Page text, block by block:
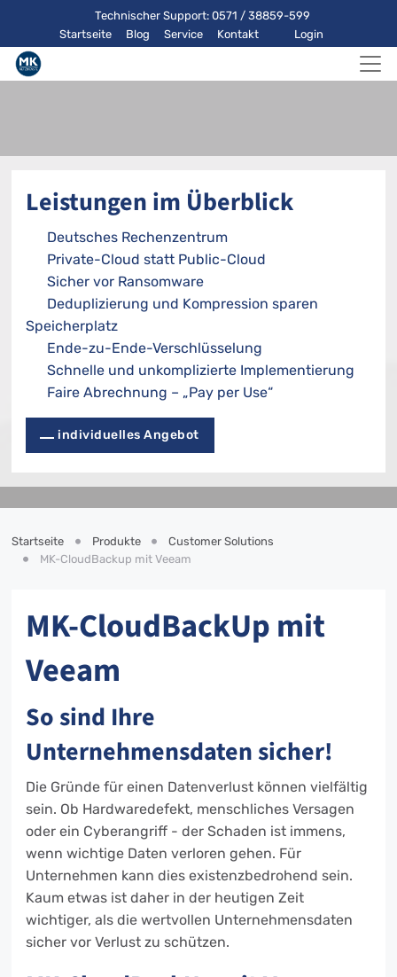
Technischer Support: 0571 / 38859-599
Startseite
Blog Service Kontakt Login
Leistungen im Überblick
Deutsches Rechenzentrum
Private-Cloud statt Public-Cloud
Sicher vor Ransomware
Deduplizierung und Kompression sparen
Speicherplatz
Ende-zu-Ende-Verschlüsselung
Schnelle und unkomplizierte Implementierung
Faire Abrechnung – „Pay per Use“
individuelles Angebot
Startseite Produkte
Customer Solutions
MK-CloudBackup mit Veeam
MK-CloudBackUp mit
Veeam
So sind Ihre
Unternehmensdaten sicher!
Die Gründe für einen Datenverlust können vielfältig
sein. Ob Hardwaredefekt, menschliches Versagen
oder ein Cyberangriff - der Schaden ist immens,
wenn wichtige Daten verloren gehen. Für
Unternehmen kann dies existenzbedrohend sein.
Kaum etwas ist daher in der heutigen Zeit
wichtiger, als die wertvollen Unternehmensdaten
sicher vor Verlust zu schützen.